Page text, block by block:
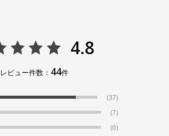
4.8
レビュー件数： 44件
(37)
(7)
(0)